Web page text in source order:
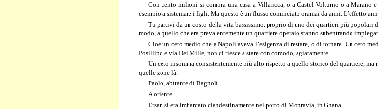
Con cento milioni si compra una casa a Villaricca, o a Castel Volturno o a
esempio a sistemare i figli. Ma questo è un flusso cominciato oramai da anni. L’effetto
Tu partivi da un costo della vita bassissimo, proprio di uno dei quartieri più
modo, a quello che era prevalentemente un quartiere operaio stanno subentrando
Cioè un ceto medio che a Napoli aveva l’esigenza di restare, o di tornare. Un ceto
Posillipo e via Dei Mille, non ci riesce a stare con comodo, agiatamente.
Un ceto insomma consistentemente più alto rispetto a quello storico del quartiere,
quelle zone là.
Paolo, abitante di Bagnoli
A oriente
Ersan si era imbarcato clandestinamente nel porto di Monravia, in Ghana.